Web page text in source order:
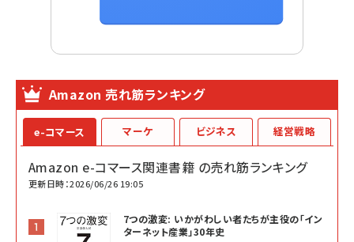
Amazon 売れ筋ランキング
e-コマース
Amazon e-コマース関連書籍 の売れ筋ランキング
更新日時：2026/06/26 19:05
7つの激変: いかがわしい者たちが主役の「イン
ターネット産業」30年史
マーケ ビジネス 経営戦略